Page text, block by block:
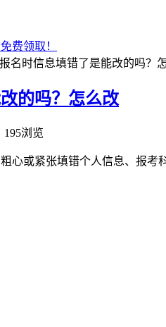
费领取！
名时信息填错了是能改的吗？
的吗？怎么改
195浏览
心或紧张填错个人信息、报